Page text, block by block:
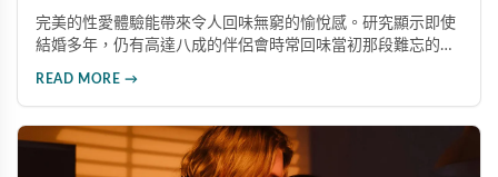
完美的性愛體驗能帶來令人回味無窮的愉悅感。研究顯示即使
結婚多年，仍有高達八成的伴侶會時常回味當初那段難忘的親
光、做好安全避孕。掌握這些要點，能讓伴侶雙方時常沉浸在
幸福的氛圍中，享受美滿的性生活。
READ MORE →